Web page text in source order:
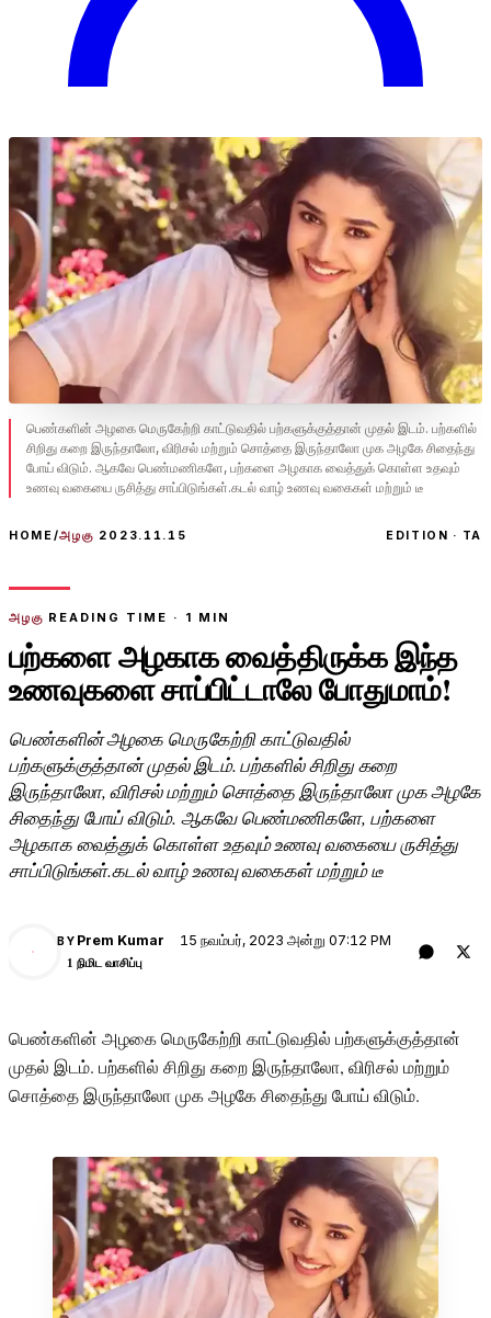
பெண்களின் அழகை மெருகேற்றி காட்டுவதில் பற்களுக்குத்தான் முதல் இடம். பற்களில்
சிறிது கறை இருந்தாலோ, விரிசல் மற்றும் சொத்தை இருந்தாலோ முக அழகே சிதைந்து
போய் விடும். ஆகவே பெண்மணிகளே, பற்களை அழகாக வைத்துக் கொள்ள உதவும்
உணவு வகையை ருசித்து சாப்பிடுங்கள்.கடல் வாழ் உணவு வகைகள் மற்றும் டீ
HOME/அழகு 2023.11.15 EDITION · TA
அழகு READING TIME · 1 MIN
பற்களை அழகாக வைத்திருக்க இந்த
உணவுகளை சாப்பிட்டாலே போதுமாம்!
பெண்களின் அழகை மெருகேற்றி காட்டுவதில்
பற்களுக்குத்தான் முதல் இடம். பற்களில் சிறிது கறை
இருந்தாலோ, விரிசல் மற்றும் சொத்தை இருந்தாலோ முக அழகே
சிதைந்து போய் விடும். ஆகவே பெண்மணிகளே, பற்களை
அழகாக வைத்துக் கொள்ள உதவும் உணவு வகையை ருசித்து
சாப்பிடுங்கள்.கடல் வாழ் உணவு வகைகள் மற்றும் டீ
PK
BY Prem Kumar 15 நவம்பர், 2023 அன்று 07:12 PM
1 நிமிட வாசிப்பு
பெண்களின் அழகை மெருகேற்றி காட்டுவதில் பற்களுக்குத்தான்
முதல் இடம். பற்களில் சிறிது கறை இருந்தாலோ, விரிசல் மற்றும்
சொத்தை இருந்தாலோ முக அழகே சிதைந்து போய் விடும்.